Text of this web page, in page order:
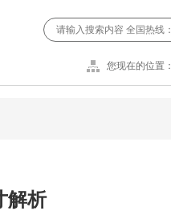
您现在的位置：
解析